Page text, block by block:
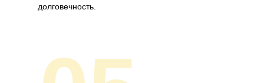
долговечность.